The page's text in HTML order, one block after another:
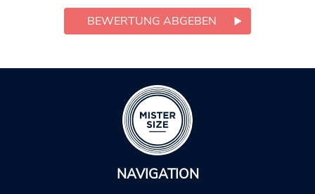
BEWERTUNG ABGEBEN
NAVIGATION